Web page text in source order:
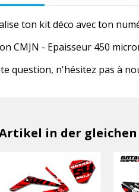
ton kit déco avec ton
CMJN - Epaisseur 450
question, n'hésitez pas à
in der